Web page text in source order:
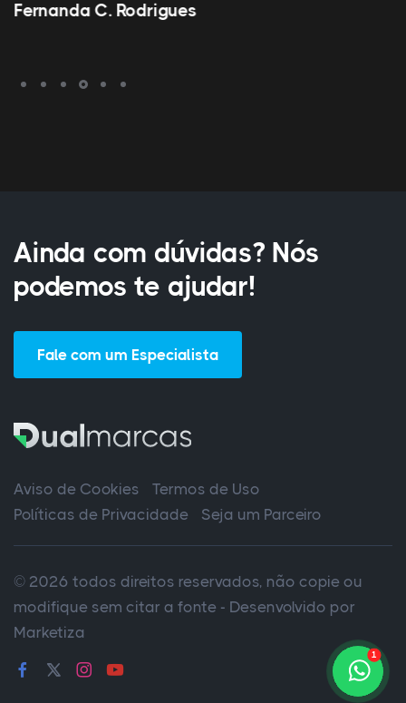
Fernanda C. Rodrigues
Ainda com dúvidas? Nós
podemos te ajudar!
Fale com um Especialista
Aviso de Cookies
Termos de Uso
Políticas de Privacidade
Seja um Parceiro
© 2026 todos direitos reservados, não copie ou
modifique sem citar a fonte - Desenvolvido por
Marketiza
1